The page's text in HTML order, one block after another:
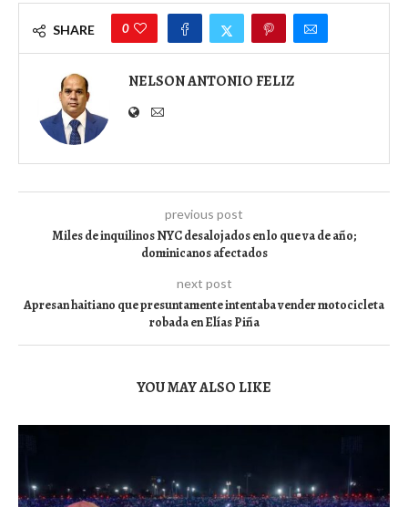
SHARE 0
NELSON ANTONIO FELIZ
previous post
Miles de inquilinos NYC desalojados en lo que va de año;
dominicanos afectados
next post
Apresan haitiano que presuntamente intentaba vender motocicleta
robada en Elías Piña
YOU MAY ALSO LIKE